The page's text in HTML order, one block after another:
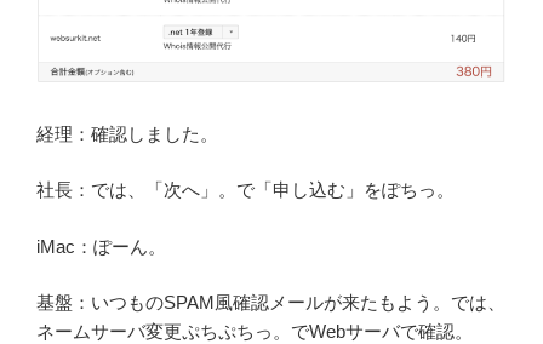
経理：確認しました。
社長：では、「次へ」。で「申し込む」をぽちっ。
iMac：ぽーん。
基盤：いつものSPAM風確認メールが来たもよう。では、
ネームサーバ変更ぷちぷちっ。でWebサーバで確認。